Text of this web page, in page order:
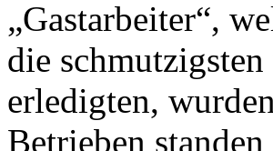
„Gastarbeiter“,
die
erledigten,
Betrieben